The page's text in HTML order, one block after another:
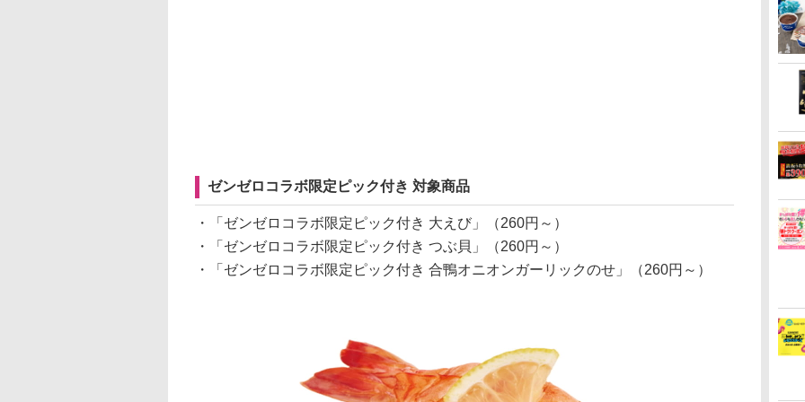
ゼンゼロコラボ限定ピック付き 対象商品
・「ゼンゼロコラボ限定ピック付き 大えび」（260円～）
・「ゼンゼロコラボ限定ピック付き つぶ貝」（260円～）
・「ゼンゼロコラボ限定ピック付き 合鴨オニオンガーリックのせ」（260円～）